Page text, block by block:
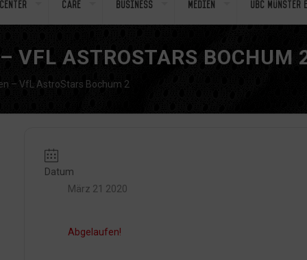
Care Business Medien UBC Münster
VFL ASTROSTARS BOCHUM
– VfL AstroStars Bochum 2
Datum
März 21 2020
Abgelaufen!